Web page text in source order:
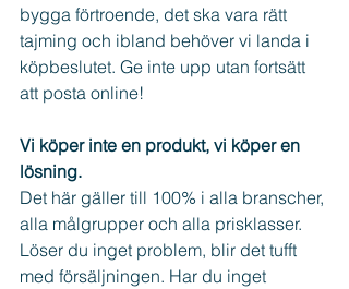
bygga förtroende, det ska vara rätt
tajming och ibland behöver vi landa i
köpbeslutet. Ge inte upp utan fortsätt
att posta online!
Vi köper inte en produkt, vi köper en
lösning.
Det här gäller till 100% i alla branscher,
alla målgrupper och alla prisklasser.
Löser du inget problem, blir det tufft
med försäljningen. Har du inget